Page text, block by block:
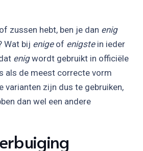
zussen hebt, ben je dan enig
Wat bij enige of enigstein ieder
enigwordt gebruikt in officiële
als de meest correcte vorm
varianten zijn dus te gebruiken,
dan wel een andere